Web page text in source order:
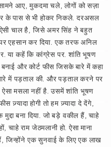
सामने आए, मुकदमा चले, लोगों को सज़ा
के पास से भी होकर निकले. दरअसल
चाल है, जिसे अमर सिंह ने बहुत
एहसान कर दिया. एक तरफ अनिल
या कहें कि कांग्रेस पर. शांति भूषण
बनाई और कोर्ट फीस जिसके बारे में कहा
में पड़ताल की. और पड़ताल करने पर
मसला नहीं है. उसमें शांति भूषण
ज़्यादा होगी तो हम ज़्यादा दे देंगे,
बना दिया. जो बड़े वकील हैं, चाहे
चाहे राम जेठमलानी हो. ऐसा माना
जिन्होंने एक सुनवाई के लिए एक लाख